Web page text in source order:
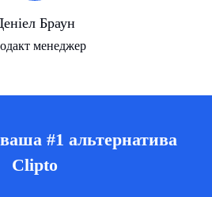
Браун
менеджер
#1 альтернатива
Clipto